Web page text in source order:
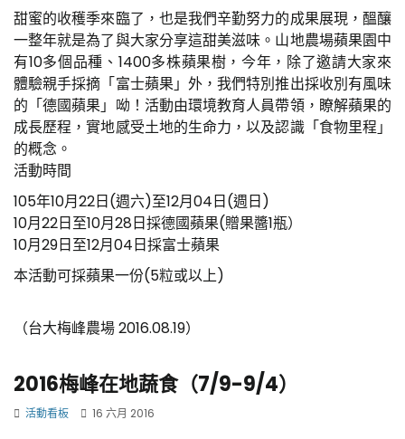
甜蜜的收穫季來臨了，也是我們辛勤努力的成果展現，醞釀
一整年就是為了與大家分享這甜美滋味。山地農場蘋果園中
有10多個品種、1400多株蘋果樹，今年，除了邀請大家來
體驗親手採摘「富士蘋果」外，我們特別推出採收別有風味
的「德國蘋果」呦！活動由環境教育人員帶領，瞭解蘋果的
成長歷程，實地感受土地的生命力，以及認識「食物里程」
的概念。
活動時間
105年10月22日(週六)至12月04日(週日)
10月22日至10月28日採德國蘋果(贈果醬1瓶）
10月29日至12月04日採富士蘋果
本活動可採蘋果一份(5粒或以上)
（台大梅峰農場 2016.08.19）
2016梅峰在地蔬食（7/9-9/4）
活動看板 16 六月 2016